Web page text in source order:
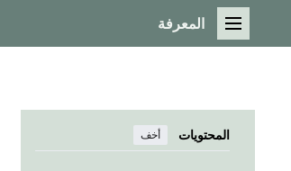
القائمة الرئيسية
المعرفة
المحتويات أخف